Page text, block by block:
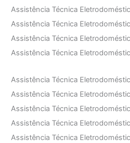
Assistência Técnica
Assistência Técnica
Assistência Técnica
Assistência Técnica
Assistência Técnica
Assistência Técnica
Assistência Técnica
Assistência Técnica
Assistência Técnica